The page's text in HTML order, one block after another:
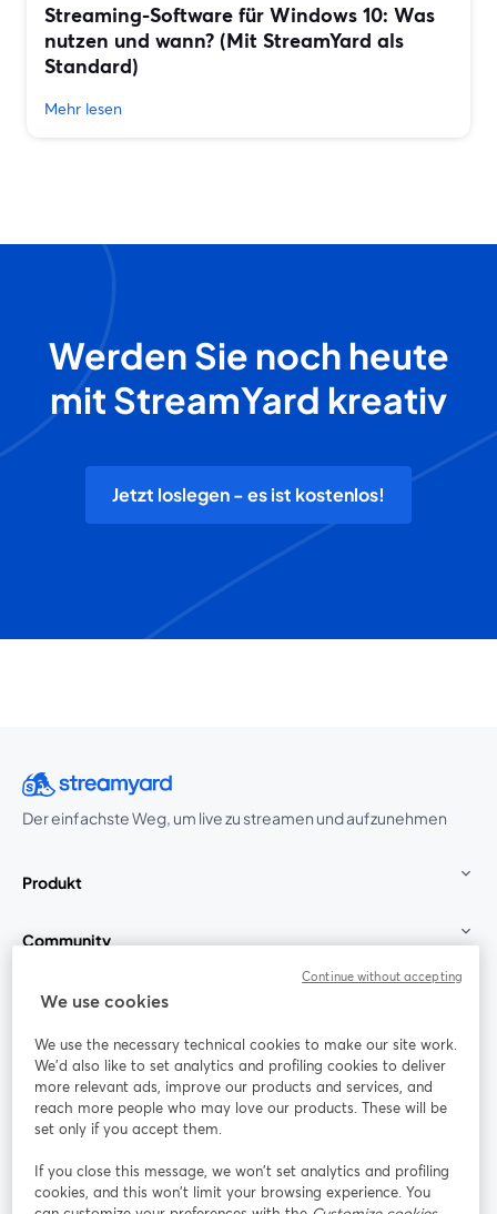
Streaming-Software für Windows 10: Was
nutzen und wann? (Mit StreamYard als
Standard)
Mehr lesen
Werden Sie noch heute
mit StreamYard kreativ
Jetzt loslegen - es ist kostenlos!
Der einfachste Weg, um live zu streamen und aufzunehmen
Produkt
Community
StreamYard für
Mitmachen
Webinar Facebook
wird in einem neuen Tab geöffnet
X (Twitter)
wird in einem neuen Tab geöffnet
We use cookies
We use the necessary technical cookies to make our site work.
We'd also like to set analytics and profiling cookies to deliver
more relevant ads, improve our products and services, and
reach more people who may love our products. These will be
set only if you accept them.
If you close this message, we won’t set analytics and profiling
cookies, and this won’t limit your browsing experience. You
Continue without accepting